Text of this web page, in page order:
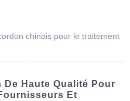
chinois pour le traitement
Haute Qualité Pour
Et